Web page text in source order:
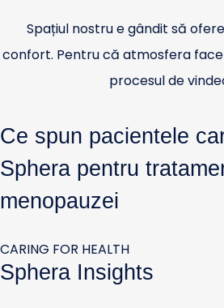
Spațiul nostru e gândit să
confort. Pentru că atmosfera
procesul de
Ce spun pacientele
Sphera pentru
menopauzei
CARING FOR HEALTH
Sphera Insights